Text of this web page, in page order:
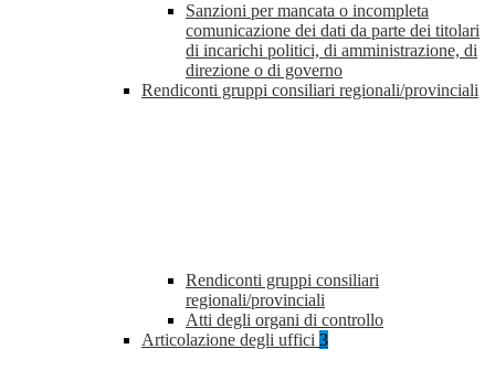
Sanzioni per mancata o incompleta
comunicazione dei dati da parte dei titolari
di incarichi politici, di amministrazione, di
direzione o di governo
Rendiconti gruppi consiliari regionali/provinciali
Rendiconti gruppi consiliari
regionali/provinciali
Atti degli organi di controllo
Articolazione degli uffici 3